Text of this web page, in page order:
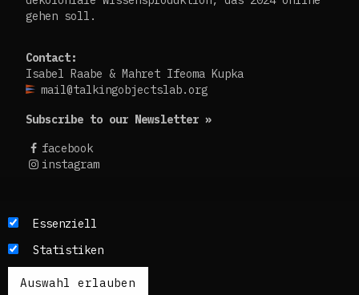
gehen soll.
Contact:
Isabel Raabe & Mahret Ifeoma Kupka
mail@talkingobjectslab.org
Subscribe to our Newsletter »
facebook
instagram
Die Texte dieses Blogs werden in der Regel auf
Französisch publiziert. Um einen möglichst
breiten Zugang zu ermöglichen, nutzen wir
zusätzlich ein automatisches Übersetzungstool.
Essenziell
Statistiken